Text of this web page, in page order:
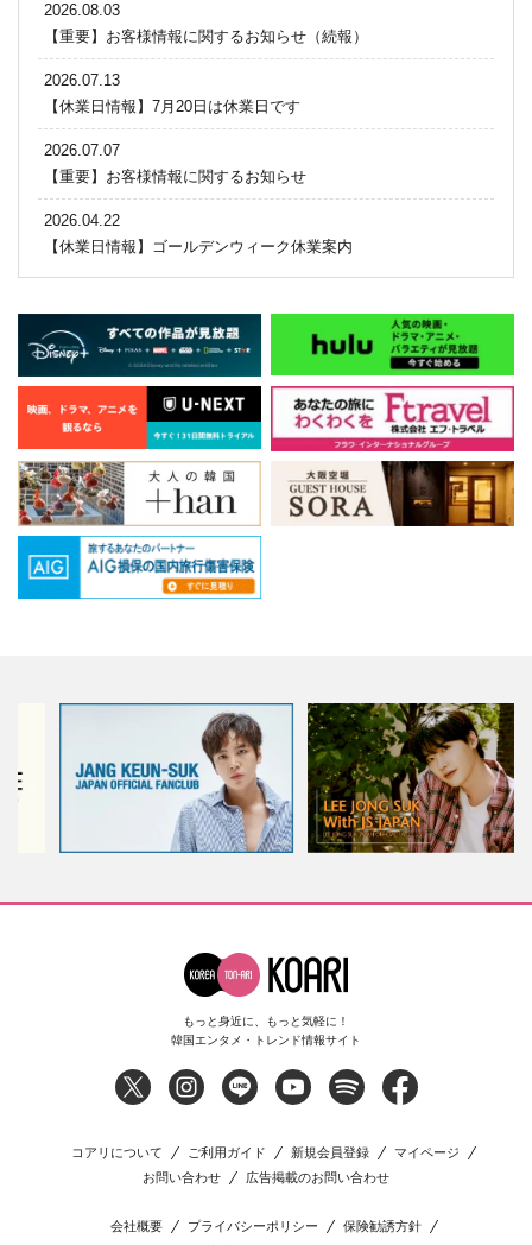
2026.08.03
【重要】お客様情報に関するお知らせ（続報）
2026.07.13
【休業日情報】7月20日は休業日です
2026.07.07
【重要】お客様情報に関するお知らせ
2026.04.22
【休業日情報】ゴールデンウィーク休業案内
もっと身近に、もっと気軽に！
韓国エンタメ・トレンド情報サイト
コアリについて ご利用ガイド 新規会員登録
マイページ
お問い合わせ
広告掲載のお問い合わせ
会社概要 プライバシーポリシー
保険勧誘方針